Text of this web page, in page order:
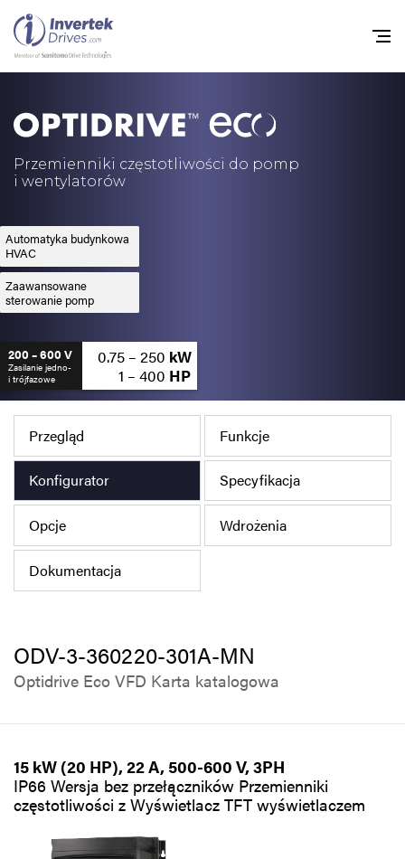
Przemienniki częstotliwości do pomp
i wentylatorów
Automatyka budynkowa
HVAC
Zaawansowane
sterowanie pomp
200 – 600 V
Zasilanie jedno-
i trójfazowe
0.75 – 250 kW
1 – 400 HP
Przegląd Funkcje
Konfigurator Specyfikacja
Opcje Wdrożenia
Dokumentacja
ODV-3-360220-301A-MN
Optidrive Eco VFD Karta katalogowa
15 kW (20 HP), 22 A, 500-600 V, 3PH
IP66 Wersja bez przełączników Przemienniki
częstotliwości z Wyświetlacz TFT wyświetlaczem
Home
Przemienniki
Polityka prywatności
Mapa strony
iSource Rejestracja